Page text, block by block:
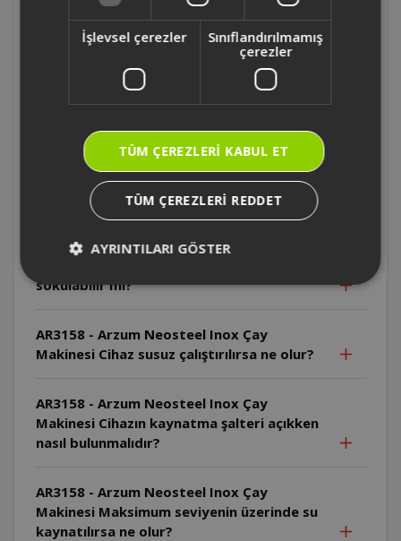
kullanılmamalıdır?
AR3158 - Arzum Neosteel Inox Çay
Makinesi Cihazın dış yüzeyi neden dikkatli
tutulmalıdır?
AR3158 - Arzum Neosteel Inox Çay
Makinesi Cihazın kablosu zarar görürse ne
yapılmalıdır?
AR3158 - Arzum Neosteel Inox Çay
sokulabilir mi?
AR3158 - Arzum Neosteel Inox Çay
Makinesi Cihaz susuz çalıştırılırsa ne olur?
AR3158 - Arzum Neosteel Inox Çay
Makinesi Cihazın kaynatma şalteri açıkken
nasıl bulunmalıdır?
AR3158 - Arzum Neosteel Inox Çay
Makinesi Maksimum seviyenin üzerinde su
kaynatılırsa ne olur?
İşlevsel çerezler
Sınıflandırılmamış
çerezler
TÜM ÇEREZLERI KABUL ET
TÜM ÇEREZLERI REDDET
AYRINTILARI GÖSTER